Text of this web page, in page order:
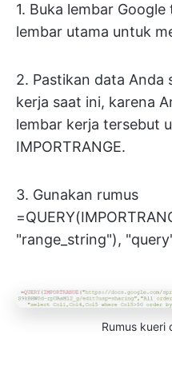
1. Buka lembar
lembar utama untuk
2. Pastikan data Anda
kerja saat ini, karena
lembar kerja tersebut
IMPORTRANGE.
3. Gunakan rumus
"range_string"),
Rumus kueri